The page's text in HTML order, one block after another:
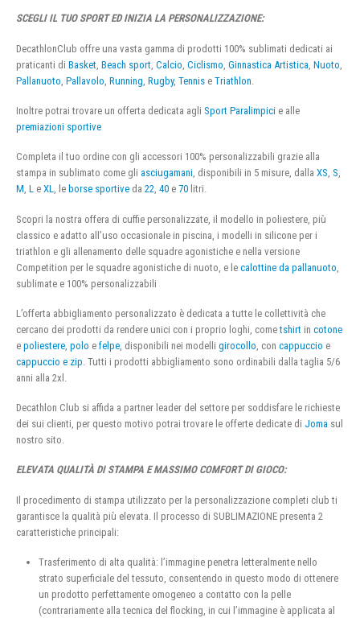
SCEGLI IL TUO SPORT ED INIZIA LA PERSONALIZZAZIONE:
DecathlonClub offre una vasta gamma di prodotti 100% sublimati dedicati ai
praticanti di Basket Beach sport Calcio Ciclismo Ginnastica Artistica Nuoto
Pallanuoto Pallavolo Running Rugby, Tennis e Triathlon
Inoltre potrai trovare un offerta dedicata agli Sport Paralimpici e alle
premiazioni sportive
Completa il tuo ordine con gli accessori 100% personalizzabili grazie alla
stampa in sublimato come gli asciugamani, disponibili in 5 misure, dalla XS, S,
M, L e XL, le borse sportive da 22, 40 e 70 litri.
Scopri la nostra offera di cuffie personalizzate, il modello in poliestere, più
classico e adatto all’uso occasionale in piscina, i modelli in silicone per i
triathlon e gli allenamento delle squadre agonistiche e nella versione
Competition per le squadre agonistiche di nuoto, e le calottine da pallanuoto
sublimate e 100% personalizzabili
L’offerta abbigliamento personalizzato è dedicata a tutte le collettività che
cercano dei prodotti da rendere unici con i proprio loghi, cometshirt in cotone
e poliestere polo e felpe , disponibili nei modelli girocollo , con cappuccio e
cappuccio e zip . Tutti i prodotti abbigliamento sono ordinabili dalla taglia 5/6
anni alla 2xl.
Decathlon Club si affida a partner leader del settore per soddisfare le richieste
dei sui clienti, per questo motivo potrai trovare le offerte dedicate di Joma sul
nostro sito.
ELEVATA QUALITÀ DI STAMPA E MASSIMO COMFORT DI GIOCO:
Il procedimento di stampa utilizzato per la personalizzazione completi club ti
garantisce la qualità più elevata. Il processo di SUBLIMAZIONE presenta 2
caratteristiche principali:
Trasferimento di alta qualità: l’immagine penetra letteralmente nello
strato superficiale del tessuto, consentendo in questo modo di ottenere
un prodotto perfettamente omogeneo a contatto con la pelle
(contrariamente alla tecnica del flocking, in cui l’immagine è applicata al